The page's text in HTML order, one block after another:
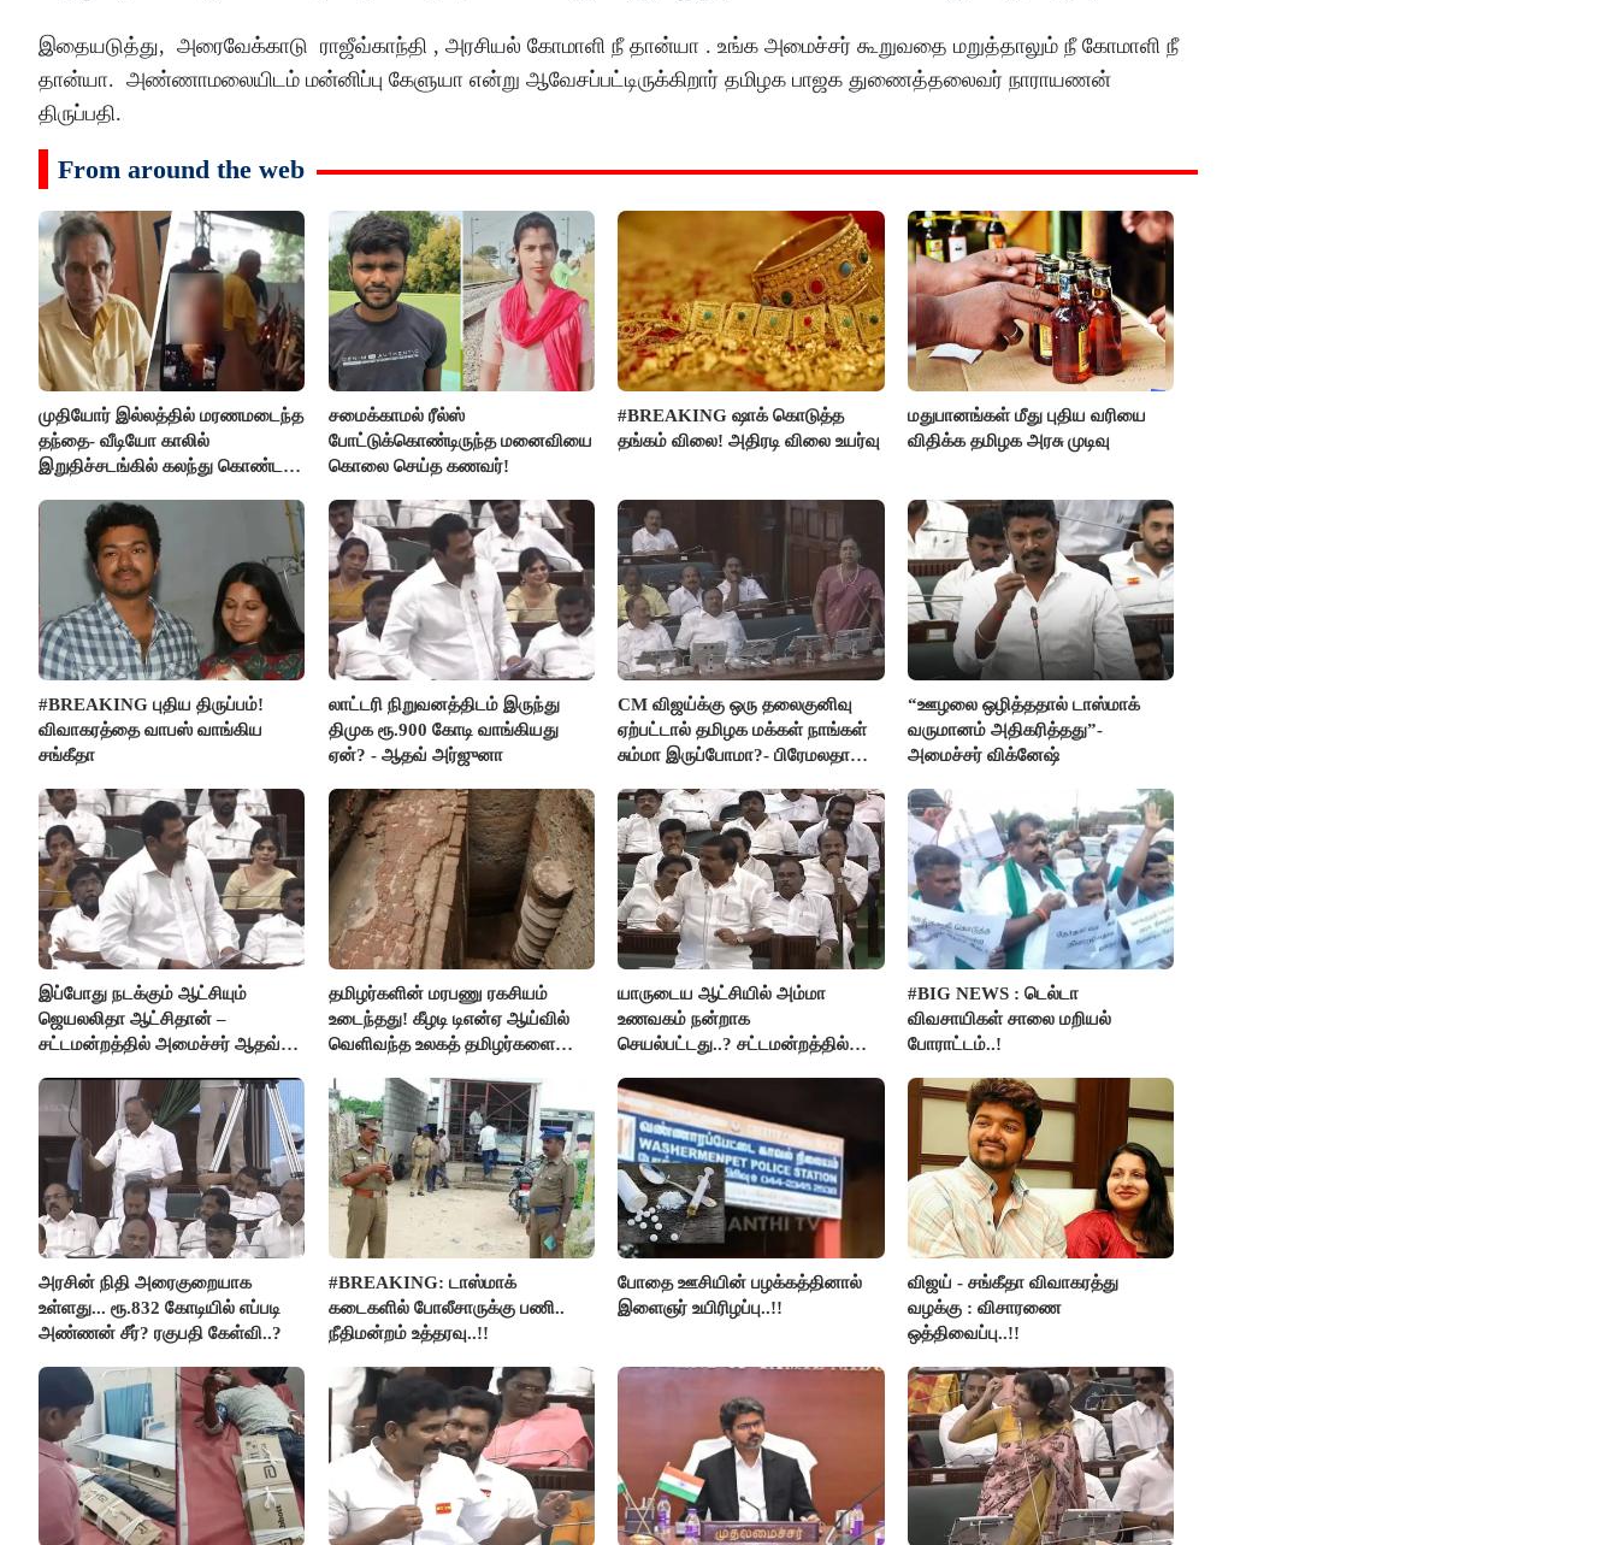
இதையடுத்து, அரைவேக்காடு ராஜீவ்காந்தி , அரசியல் கோமாளி நீ தான்யா . உங்க அமைச்சர் கூறுவதை மறுத்தாலும் நீ கோமாளி நீ
தான்யா. அண்ணாமலையிடம் மன்னிப்பு கேளுயா என்று ஆவேசப்பட்டிருக்கிறார் தமிழக பாஜக துணைத்தலைவர் நாராயணன்
திருப்பதி.
From around the web
முதியோர் இல்லத்தில் மரணமடைந்த
தந்தை- வீடியோ காலில்
இறுதிச்சடங்கில் கலந்து கொண்ட
சமைக்காமல் ரீல்ஸ்
போட்டுக்கொண்டிருந்த மனைவியை
கொலை செய்த கணவர்!
#BREAKING ஷாக் கொடுத்த
தங்கம் விலை! அதிரடி விலை உயர்வு
மதுபானங்கள் மீது புதிய வரியை
விதிக்க தமிழக அரசு முடிவு
#BREAKING புதிய திருப்பம்!
விவாகரத்தை வாபஸ் வாங்கிய
சங்கீதா
லாட்டரி நிறுவனத்திடம் இருந்து
திமுக ரூ.900 கோடி வாங்கியது
ஏன்? - ஆதவ் அர்ஜுனா
CM விஜய்க்கு ஒரு தலைகுனிவு
ஏற்பட்டால் தமிழக மக்கள் நாங்கள்
சும்மா இருப்போமா?- பிரேமலதா
“ஊழலை ஒழித்ததால் டாஸ்மாக்
வருமானம் அதிகரித்தது”-
அமைச்சர் விக்னேஷ்
இப்போது நடக்கும் ஆட்சியும்
ஜெயலலிதா ஆட்சிதான் –
சட்டமன்றத்தில் அமைச்சர் ஆதவ்
தமிழர்களின் மரபணு ரகசியம்
உடைந்தது! கீழடி டிஎன்ஏ ஆய்வில்
வெளிவந்த உலகத் தமிழர்களை
யாருடைய ஆட்சியில் அம்மா
உணவகம் நன்றாக
செயல்பட்டது..? சட்டமன்றத்தில்
#BIG NEWS : டெல்டா
விவசாயிகள் சாலை மறியல்
போராட்டம்..!
அரசின் நிதி அரைகுறையாக
உள்ளது... ரூ.832 கோடியில் எப்படி
அண்ணன் சீர்? ரகுபதி கேள்வி..?
#BREAKING: டாஸ்மாக்
கடைகளில் போலீசாருக்கு பணி..
நீதிமன்றம் உத்தரவு..!!
போதை ஊசியின் பழக்கத்தினால்
இளைஞர் உயிரிழப்பு..!!
விஜய் - சங்கீதா விவாகரத்து
வழக்கு : விசாரணை
ஒத்திவைப்பு..!!